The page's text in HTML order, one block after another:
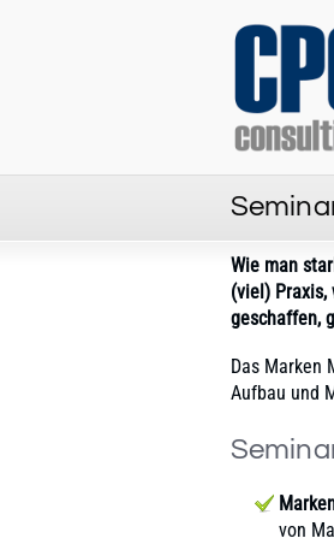
Wie man
(viel) Praxis,
geschaffen,
Das Marken
Aufbau und
von